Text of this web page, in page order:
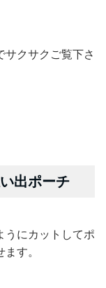
サクサクご覧下さ
出ポーチ
うにカットしてポ
す。